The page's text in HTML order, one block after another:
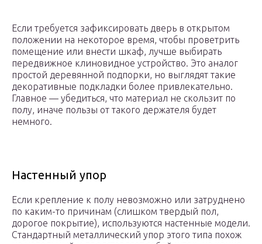
Если требуется зафиксировать дверь в открытом
положении на некоторое время, чтобы проветрить
помещение или внести шкаф, лучше выбирать
передвижное клиновидное устройство. Это аналог
простой деревянной подпорки, но выглядят такие
декоративные подкладки более привлекательно.
Главное — убедиться, что материал не скользит по
полу, иначе пользы от такого держателя будет
немного.
Настенный упор
Если крепление к полу невозможно или затруднено
по каким-то причинам (слишком твердый пол,
дорогое покрытие), используются настенные модели.
Стандартный металлический упор этого типа похож